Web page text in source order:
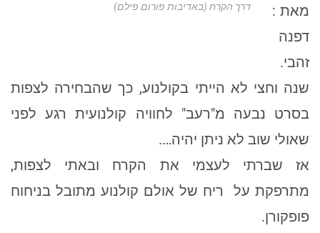
דרך הקרח (באדיבות פורום פילם)
מאת :
דפנה
זהבי.
שנה וחצי לא הייתי בקולנוע, כך שהבחירה לצפות
בסרט נבעה מ"רעב" לחוויה קולנועית רגע לפני
שאולי שוב לא ניתן יהיה….
אז שברתי לעצמי את הקרח ובאתי לצפות,
מתרפקת על ריח של אולם קולנוע מתובל בניחוח
פופקורן.